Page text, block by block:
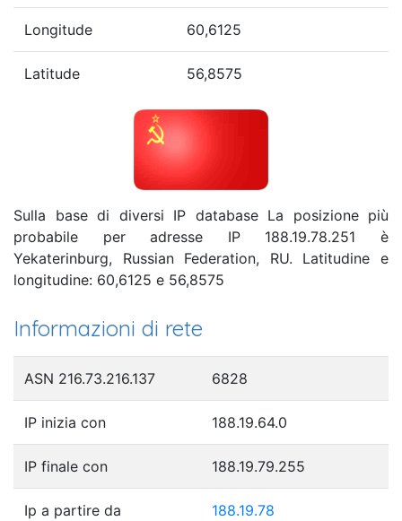
Longitude 60,6125
Latitude 56,8575
Sulla base di diversi IP database La posizione più
probabile per adresse IP 188.19.78.251 è
Yekaterinburg, Russian Federation, RU. Latitudine e
longitudine: 60,6125 e 56,8575
Informazioni di rete
ASN 216.73.216.137 6828
IP inizia con 188.19.64.0
IP finale con 188.19.79.255
Ip a partire da 188.19.78